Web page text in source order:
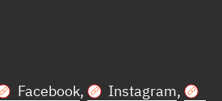
Facebook, Instagram,